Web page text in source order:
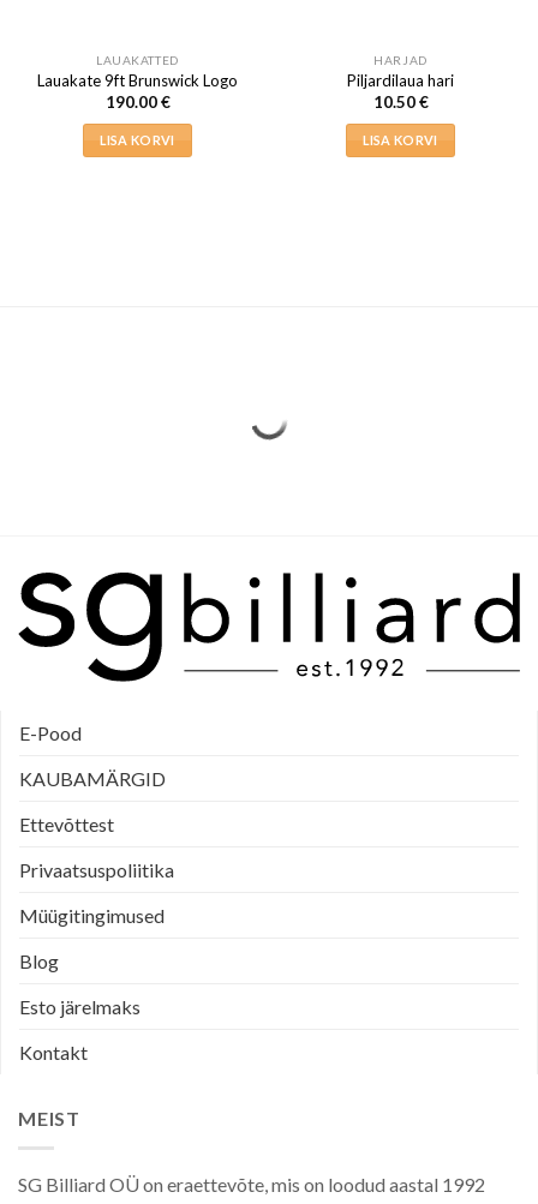
LAUAKATTED
Lauakate 9ft Brunswick Logo
190.00€
LISA KORVI
HARJAD
Piljardilaua hari
10.50€
LISA KORVI
E-Pood
KAUBAMÄRGID
Ettevõttest
Privaatsuspoliitika
Müügitingimused
Blog
Esto järelmaks
Kontakt
MEIST
SG Billiard OÜ on eraettevõte, mis on loodud aastal 1992